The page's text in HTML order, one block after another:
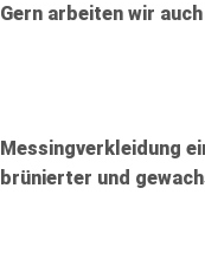
Gern arbeiten wir
Messingverkleidung
brünierter und